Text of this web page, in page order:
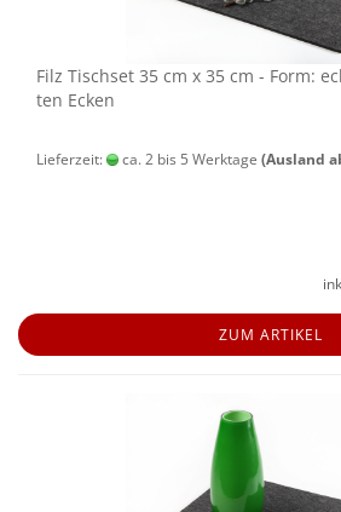
Filz Tisch­set 35 cm x 35 cm - Form:
ten Ecken
Lieferzeit: ca. 2 bis 5 Werktage (Ausland
ZUM ARTIKEL